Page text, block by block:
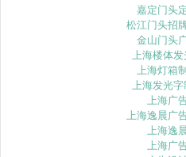
嘉定门头
松江门头招
金山门头
上海楼体
上海灯箱
上海发光字
上海广
上海逸晨广
上海逸
上海广